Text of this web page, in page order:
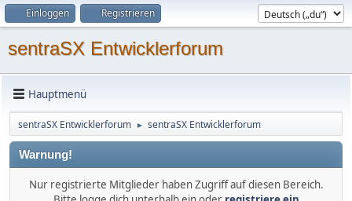
Einloggen Registrieren
sentraSX Entwicklerforum
Hauptmenü
sentraSX Entwicklerforum ► sentraSX Entwicklerforum
Warnung!
Nur registrierte Mitglieder haben Zugriff auf diesen Bereich.